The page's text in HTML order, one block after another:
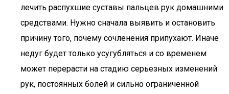
лечить распухшие суставы пальцев рук домашними
средствами. Нужно сначала выявить и остановить
причину того, почему сочленения припухают. Иначе
недуг будет только усугубляться и со временем
может перерасти на стадию серьезных изменений
рук, постоянных болей и сильно ограниченной